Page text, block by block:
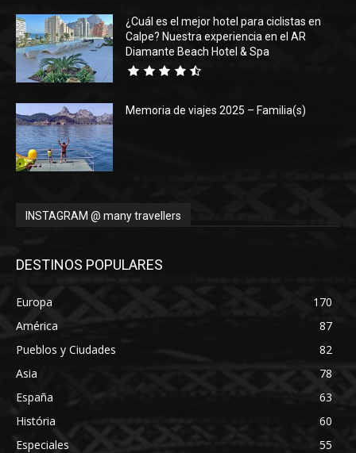
¿Cuál es el mejor hotel para ciclistas en
Calpe? Nuestra experiencia en el AR
Diamante Beach Hotel & Spa
Memoria de viajes 2025 – Familia(s)
INSTAGRAM @ many travellers
DESTINOS POPULARES
Europa
170
América
87
Pueblos y Ciudades
82
Asia
78
España
63
História
60
Especiales
55